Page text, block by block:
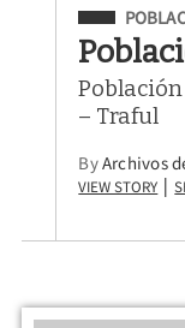
Filed Under
– Traful
ByArchivos
View Story |